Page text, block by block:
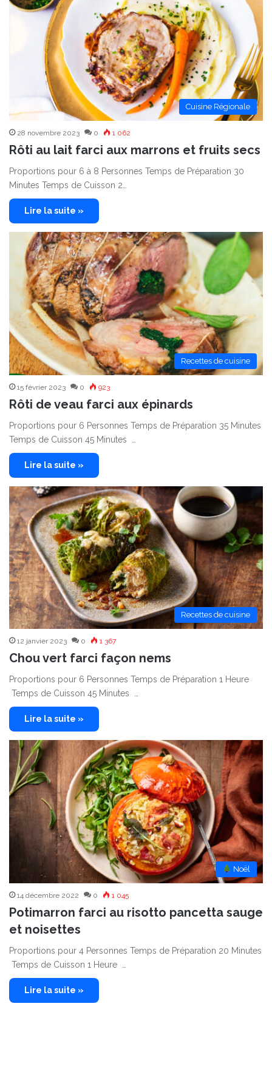
Cuisine Régionale
28 novembre 2023 0 1 062
Rôti au lait farci aux marrons et fruits secs
Proportions pour 6 à 8 Personnes Temps de Préparation 30
Minutes Temps de Cuisson 2…
Lire la suite »
Recettes de cuisine
15 février 2023 0 923
Rôti de veau farci aux épinards
Proportions pour 6 Personnes Temps de Préparation 35 Minutes
Temps de Cuisson 45 Minutes …
Lire la suite »
Recettes de cuisine
12 janvier 2023 0 1 367
Chou vert farci façon nems
Proportions pour 6 Personnes Temps de Préparation 1 Heure
Temps de Cuisson 45 Minutes …
Lire la suite »
︎ Noël
14 décembre 2022 0 1 045
Potimarron farci au risotto pancetta sauge
et noisettes
Proportions pour 4 Personnes Temps de Préparation 20 Minutes
Temps de Cuisson 1 Heure …
Lire la suite »